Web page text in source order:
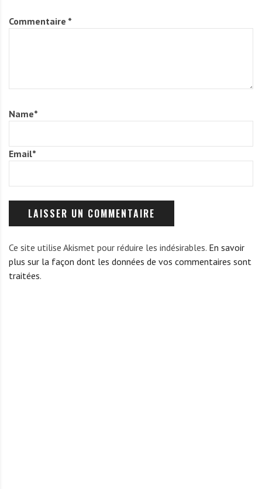
Commentaire *
Name*
Email*
Ce site utilise Akismet pour réduire les indésirables. En savoir
plus sur la façon dont les données de vos commentaires sont
traitées.